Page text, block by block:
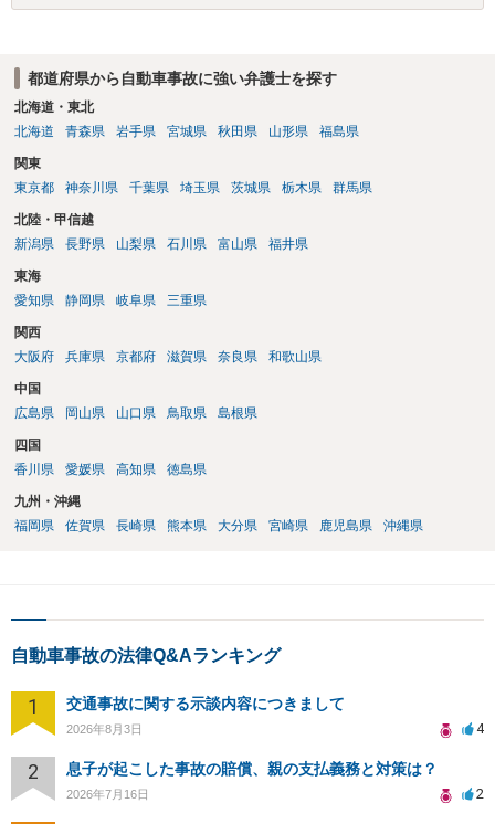
都道府県から自動車事故に強い弁護士を探す
北海道・東北
北海道
青森県 岩手県 宮城県 秋田県 山形県 福島県
関東
東京都
神奈川県 千葉県 埼玉県 茨城県 栃木県 群馬県
北陸・甲信越
新潟県
長野県 山梨県 石川県 富山県 福井県
東海
愛知県
静岡県 岐阜県 三重県
関西
大阪府
兵庫県 京都府 滋賀県 奈良県 和歌山県
中国
広島県
岡山県 山口県 鳥取県 島根県
四国
香川県
愛媛県 高知県 徳島県
九州・沖縄
福岡県
佐賀県 長崎県 熊本県 大分県 宮崎県 鹿児島県 沖縄県
自動車事故の法律Q&Aランキング
1 交通事故に関する示談内容につきまして
2026年8月3日 4
2 息子が起こした事故の賠償、親の支払義務と対策は？
2026年7月16日 2